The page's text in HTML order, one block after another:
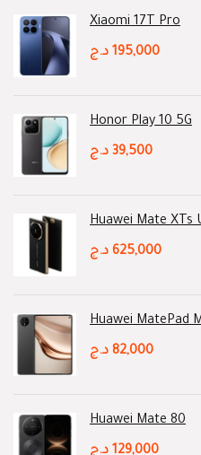
Xiaomi 17T Pro
195,000 د.ج
Honor Play 10 5G
39,500 د.ج
Huawei Mate XTs
625,000 د.ج
Huawei MatePad
82,000 د.ج
Huawei Mate 80
129,000 د.ج